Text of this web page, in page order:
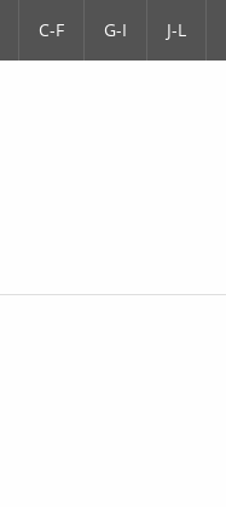
C-F G-I J-L